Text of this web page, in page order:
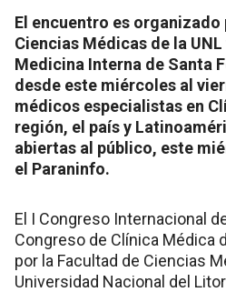
El encuentro es
Ciencias Médicas de la
Medicina Interna de Santa
desde este miércoles al
médicos especialistas en
región, el país y
abiertas al público, este
el Paraninfo.
El I Congreso Internacional
Congreso de Clínica Médica
por la Facultad de Ciencias
Universidad Nacional del